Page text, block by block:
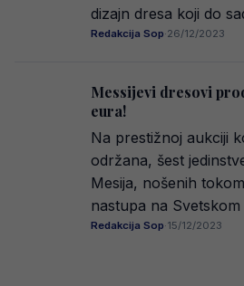
dizajn dresa koji do
Redakcija Sop·26/12/2023
Messijevi dresovi
eura!
Na prestižnoj aukciji
održana, šest
Mesija, nošenih
nastupa na
Redakcija Sop·15/12/2023